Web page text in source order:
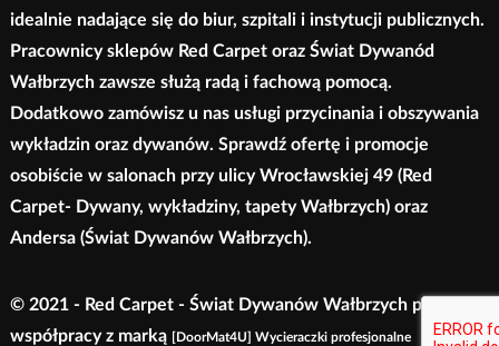
idealnie nadające się do biur, szpitali i instytucji publicznych.
Pracownicy sklepów Red Carpet oraz Świat Dywanód
Wałbrzych zawsze służą radą i fachową pomocą.
Dodatkowo zamówisz u nas usługi przycinania i obszywania
wykładzin oraz dywanów. Sprawdź ofertę i promocje
osobiście w salonach przy ulicy Wrocławskiej 49 (Red
Carpet- Dywany, wykładziny, tapety Wałbrzych) oraz
Andersa (Świat Dywanów Wałbrzych).
© 2021 - Red Carpet - Świat Dywanów Wałbrzych przy
współpracy z marką [DoorMat4U] Wycieraczki profesjonalne